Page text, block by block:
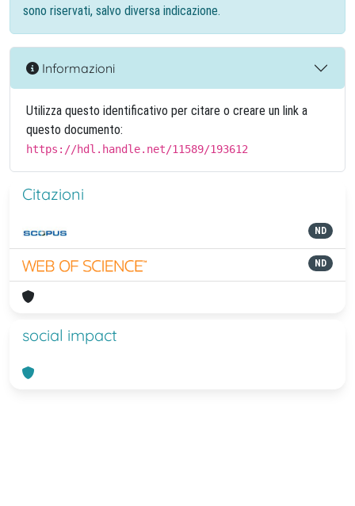
sono riservati, salvo diversa indicazione.
Informazioni
Utilizza questo identificativo per citare o creare un link a
questo documento:
https://hdl.handle.net/11589/193612
Citazioni
ND
ND
social impact